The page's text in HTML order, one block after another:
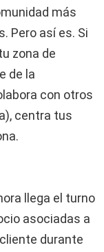
más
Pero así es. Si
zona de
de la
con otros
centra tus
llega el turno
asociadas a
durante